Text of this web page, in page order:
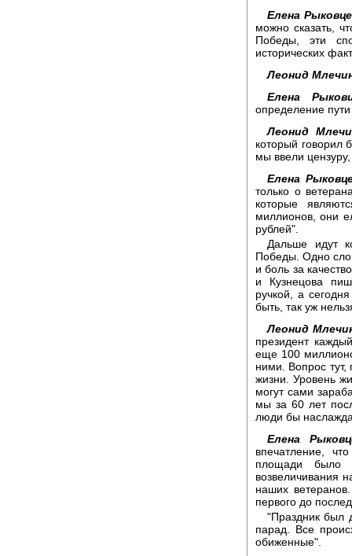
Елена
можно сказать,
Победы, эти
исторических
Леонид
Елена
определение
Леонид
который говорил
мы ввели
Елена
только о
которые
миллионов, они
рублей".
Дальше идут
Победы. Одно
и боль за
и Кузнецова
ручкой, а
быть, так уж
Леонид
президент
еще 100
ними. Вопрос
жизни. Уровень
могут сами
мы за 60 лет
люди бы
Елена
впечатление,
площади было
возвеличивания
наших
первого до
"Праздник был
парад. Все
обиженные".